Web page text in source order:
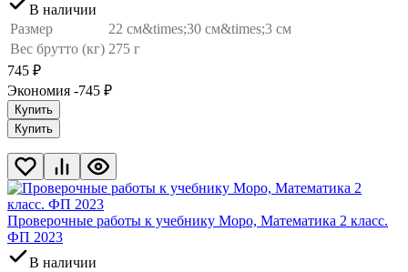
В наличии
Размер
22 см&times;30 см&times;3 см
Вес брутто (кг) 275 г
745 ₽
Экономия -745 ₽
Купить
Купить
Проверочные работы к учебнику Моро, Математика 2 класс.
ФП 2023
В наличии